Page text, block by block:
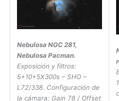
Nebulosa NGC 281,
Nebulosa Pacman.
Exposición y filtros:
5+10+5X300s – SHO –
L72/338. Configuración de
la cámara: Gain 78 / Offset